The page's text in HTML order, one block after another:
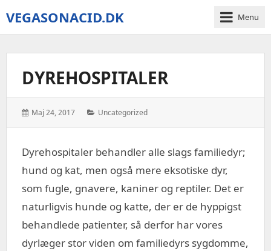
VEGASONACID.DK
Vegas
On
Menu
DYREHOSPITALER
Posted
Maj 24, 2017 Categories:
Uncategorized
Dyrehospitaler behandler alle slags familiedyr;
hund og kat, men også mere eksotiske dyr,
som fugle, gnavere, kaniner og reptiler. Det er
naturligvis hunde og katte, der er de hyppigst
behandlede patienter, så derfor har vores
dyrlæger stor viden om familiedyrs sygdomme,